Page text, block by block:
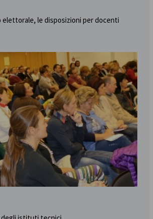
elettorale, le disposizioni per docenti